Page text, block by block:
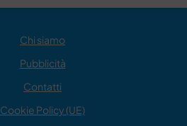
Chi siamo
Pubblicità
Contatti
Cookie Policy (UE)